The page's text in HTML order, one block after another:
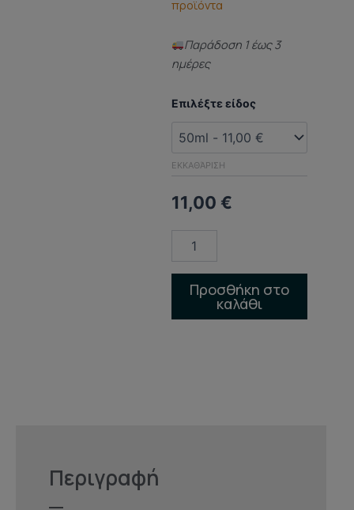
προϊόντα
Παράδoση 1 έως 3
ημέρες
Επιλέξτε είδος
ΕΚΚΑΘΆΡΙΣΗ
11,00 €
ΑΡΩΜΑ
(DUPED
PERFUME)
Anais
Προσθήκη στο
καλάθι
Περιγραφή